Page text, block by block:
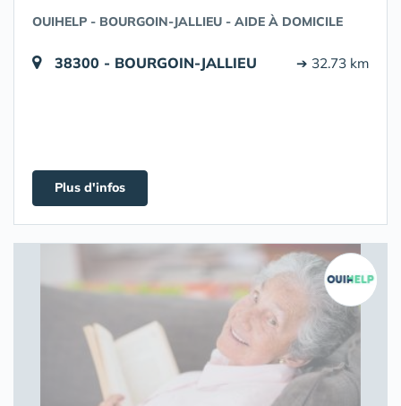
OUIHELP - BOURGOIN-JALLIEU - AIDE À DOMICILE
38300 - BOURGOIN-JALLIEU ➔ 32.73 km
Plus d'infos